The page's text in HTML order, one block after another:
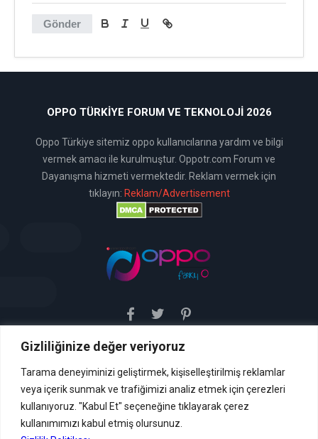
Gizliliğinize değer veriyoruz
Tarama deneyiminizi geliştirmek, kişiselleştirilmiş reklamlar
veya içerik sunmak ve trafiğimizi analiz etmek için çerezleri
kullanıyoruz. "Kabul Et" seçeneğine tıklayarak çerez
kullanımımızı kabul etmiş olursunuz.
Gönder
OPPO TÜRKIYE FORUM VE TEKNOLOJI 2026
Oppo Türkiye sitemiz oppo kullanıcılarına yardım ve bilgi
vermek amacı ile kurulmuştur. Oppotr.com Forum ve
Dayanışma hizmeti vermektedir. Reklam vermek için
tıklayın: Reklam/Advertisement
Sitemiz uyar / kaldır prensibini benimsemiştir. Sitemiz,
hizmetini vermektedir. Bu yasaya göre, Site yönetimi
hukuka aykırı içerikleri kontrol etme yükümlülüğü yoktur. Bu
nedenle, web sitemiz uyar / kaldır prensibini
benimsemiştir ve kullanmaktadır. (
İletişim
Formu Veya ( info[AT]caglaryildiz[DOT]net )